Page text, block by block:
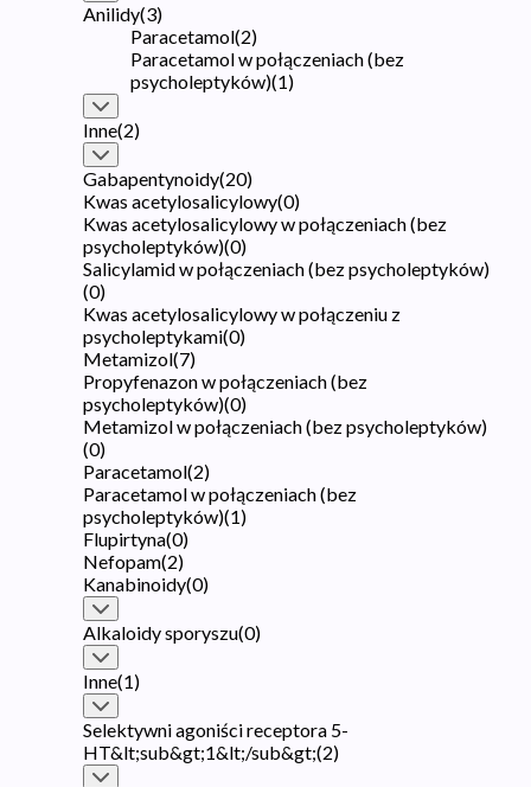
Anilidy(3)
Paracetamol(2)
Paracetamol w połączeniach (bez
psycholeptyków)(1)
Inne(2)
Gabapentynoidy(20)
Kwas acetylosalicylowy(0)
Kwas acetylosalicylowy w połączeniach (bez
psycholeptyków)(0)
Salicylamid w połączeniach (bez psycholeptyków)
(0)
Kwas acetylosalicylowy w połączeniu z
psycholeptykami(0)
Metamizol(7)
Propyfenazon w połączeniach (bez
psycholeptyków)(0)
Metamizol w połączeniach (bez psycholeptyków)
(0)
Paracetamol(2)
Paracetamol w połączeniach (bez
psycholeptyków)(1)
Flupirtyna(0)
Nefopam(2)
Kanabinoidy(0)
Alkaloidy sporyszu(0)
Inne(1)
Selektywni agoniści receptora 5-
HT&lt;sub&gt;1&lt;/sub&gt;(2)